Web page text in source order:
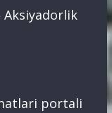
Aksiyadorlik
portali